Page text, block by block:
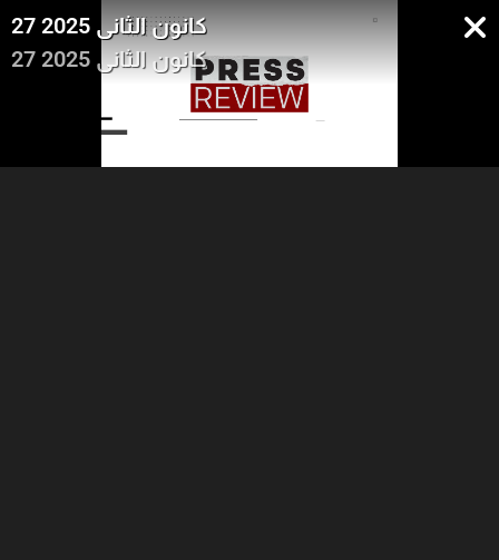
27 كانون الثاني 2025
27 كانون الثاني 2025